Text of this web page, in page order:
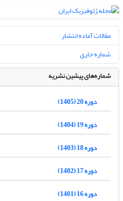
مقالات آماده انتشار
شماره جاری
شماره‌های پیشین نشریه
دوره 20 (1405)
دوره 19 (1404)
دوره 18 (1403)
دوره 17 (1402)
دوره 16 (1401)